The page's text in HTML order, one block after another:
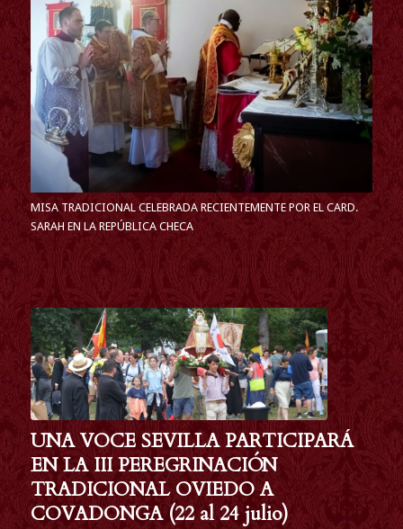
MISA TRADICIONAL CELEBRADA RECIENTEMENTE POR EL CARD.
SARAH EN LA REPÚBLICA CHECA
UNA VOCE SEVILLA PARTICIPARÁ
EN LA III PEREGRINACIÓN
TRADICIONAL OVIEDO A
COVADONGA (22 al 24 julio)